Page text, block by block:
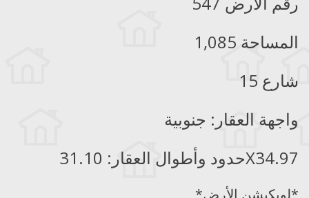
المساحة 1,085
شارع 15
واجهة العقار: جنوبية
حدود وأطوال العقار: 31.10X34.97